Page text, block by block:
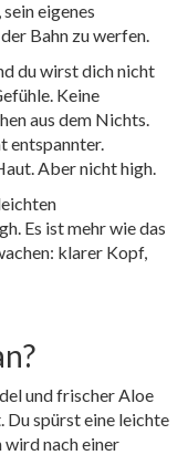
eigenes
Bahn zu werfen.
du wirst dich nicht
Keine
aus dem Nichts.
entspannter.
Aber nicht high.
Es ist mehr wie das
klarer Kopf,
und frischer Aloe
Du spürst eine leichte
wird nach einer